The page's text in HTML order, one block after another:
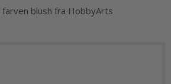
blush fra HobbyArts